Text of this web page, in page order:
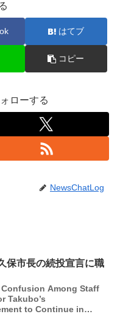
はてブ
コピー
ローする
NewsChatLog
保市長の続投宣言に職
Among Staff
Takubo’s
to Continue in